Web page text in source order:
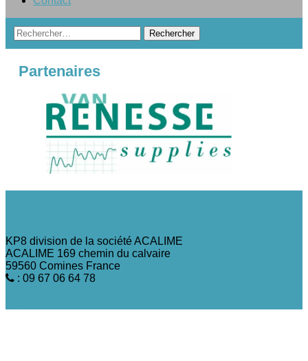
Rechercher :
Partenaires
KP8 division de la société ACALIME
ACALIME 169 chemin du calvaire
59560 Comines France
: 09 67 06 64 78